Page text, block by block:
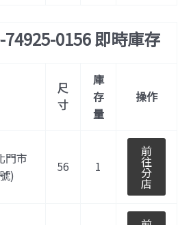
0156 即時庫存
尺
寸
庫
存
量
操作
門市
)
56 1
前
往
分
店